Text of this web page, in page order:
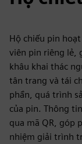
Hộ chiếu pin
viên pin riêng lẻ,
khâu khai thác
tân trang và tái
phần, quá trình
của pin. Thông
qua mã QR, góp
nhiệm giải trình